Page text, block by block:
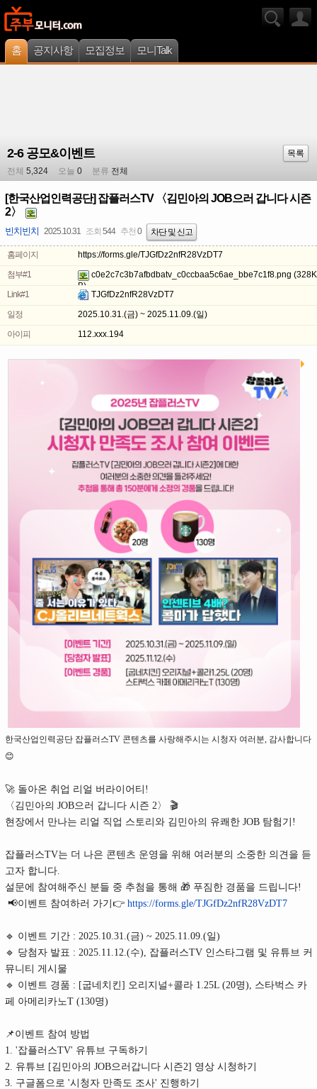
홈 공지사항 모집정보 모니Talk
2-6 공모&이벤트
목록
전체 5,324 오늘 0 분류 전체
[한국산업인력공단] 잡플러스TV 〈김민아의 JOB으러 갑니다 시즌
2〉
빈치빈치 2025.10.31 조회 544 추천 0 차단 및 신고
홈페이지
https://forms.gle/TJGfDz2nfR28VzDT7
첨부#1
c0e2c7c3b7afbdbatv_c0ccbaa5c6ae_bbe7c1f8.png (328K
B)
Link#1
TJGfDz2nfR28VzDT7
일정
2025.10.31.(금) ~ 2025.11.09.(일)
아이피
112.xxx.194
한국산업인력공단 잡플러스TV 콘텐츠를 사랑해주시는 시청자 여러분, 감사합니다
😊
🚀 돌아온 취업 리얼 버라이어티!
〈김민아의 JOB으러 갑니다 시즌 2〉 🎬
현장에서 만나는 리얼 직업 스토리와 김민아의 유쾌한 JOB 탐험기!
잡플러스TV는 더 나은 콘텐츠 운영을 위해 여러분의 소중한 의견을 듣
고자 합니다.
설문에 참여해주신 분들 중 추첨을 통해 🎁 푸짐한 경품을 드립니다!
📢이벤트 참여하러 가기👉 https://forms.gle/TJGfDz2nfR28VzDT7
🔹 이벤트 기간 : 2025.10.31.(금) ~ 2025.11.09.(일)
🔹 당첨자 발표 : 2025.11.12.(수), 잡플러스TV 인스타그램 및 유튜브 커
뮤니티 게시물
🔹 이벤트 경품 : [굽네치킨] 오리지널+콜라 1.25L (20명), 스타벅스 카
페 아메리카노T (130명)
📌이벤트 참여 방법
1. '잡플러스TV' 유튜브 구독하기
2. 유튜브 [김민아의 JOB으러갑니다 시즌2] 영상 시청하기
3. 구글폼으로 '시청자 만족도 조사' 진행하기